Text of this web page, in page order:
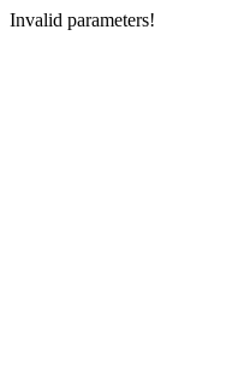
Invalid parameters!